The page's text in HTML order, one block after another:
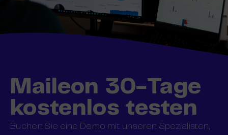
Maileon 30-Tage
kostenlos testen
Buchen Sie eine Demo mit unseren Spezialisten,